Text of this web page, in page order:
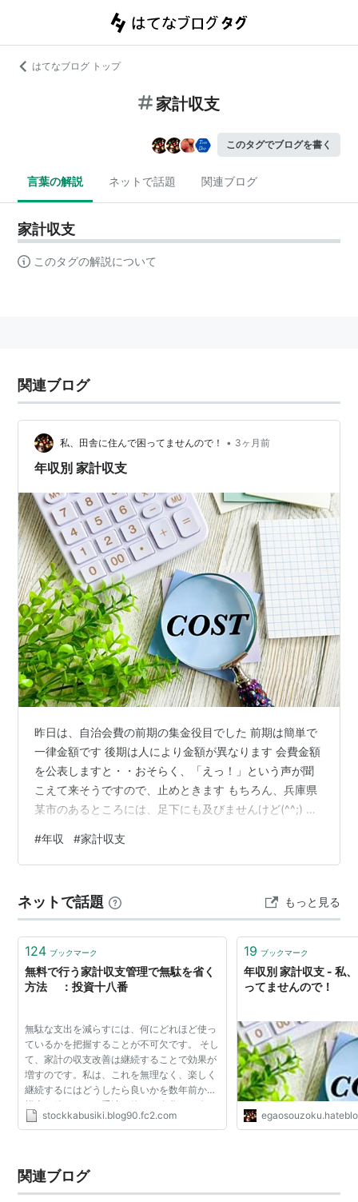
はてなブログ トップ
家計収支
このタグでブログを書く
言葉の解説 ネットで話題 関連ブログ
家計収支
このタグの解説について
関連ブログ
私、田舎に住んで困ってませんので！ • 3ヶ月前
年収別 家計収支
昨日は、自治会費の前期の集金役目でした 前期は簡単で
一律金額です 後期は人により金額が異なります 会費金額
を公表しますと・・おそらく、「えっ！」という声が聞
こえて来そうですので、止めときます もちろん、兵庫県
某市のあるところには、足下にも及びませんけど(^^;) さ
時に集金されました どうでもいい話でしょうけど、私の
近況でした ちゃんとFPの仕事もしています(^^;) さて、今
も平均値ですので、家族人数、年齢など、ご状況はまち
まちでしょうから、一つの参考データとしてご覧下さい
中には、「もうち…
#年収 #家計収支
ネットで話題 もっと見る
124 ブックマーク
無料で行う家計収支管理で無駄を省く
方法 ：投資十八番
無駄な支出を減らすには、何にどれほど使っ
ているかを把握することが不可欠です。 そし
て、家計の収支改善は継続することで効果が
増すのです。私は、これを無理なく、楽しく
継続するにはどうしたら良いかを数年前から
模索し続け、その手法は徐々に進化して今に
至っています。 私は収支管理を行うのに有料
stockkabusiki.blog90.fc2.com
19 ブックマーク
年収別 家計収支 - 私
ってませんので！
関連ブログ